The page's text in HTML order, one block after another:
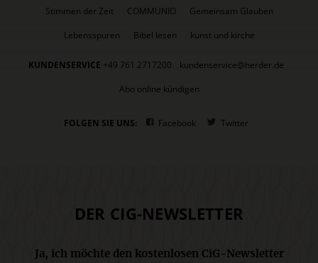
Stimmen der Zeit
COMMUNIO
Gemeinsam Glauben
Lebensspuren
Bibel lesen kunst und kirche
KUNDENSERVICE +49 761 2717200
kundenservice@herder.de
Abo online kündigen
FOLGEN SIE UNS: Facebook Twitter
DER CIG-NEWSLETTER
Ja, ich möchte den kostenlosen CiG-Newsletter